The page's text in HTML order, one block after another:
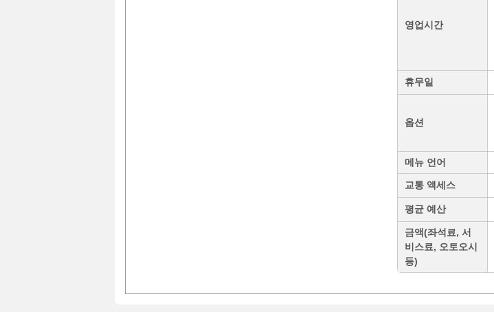
영업시간
휴무일
옵션
메뉴 언어
교통 액세스
평균 예산
금액(좌석료, 서
비스료, 오토오시
등)